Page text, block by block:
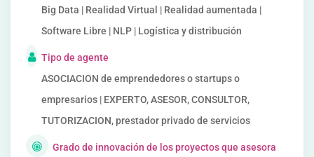
Big Data | Realidad Virtual | Realidad aumentada |
Software Libre | NLP | Logística y distribución
Tipo de agente
ASOCIACION de emprendedores o startups o
empresarios | EXPERTO, ASESOR, CONSULTOR,
TUTORIZACION, prestador privado de servicios
Grado de innovación de los proyectos que asesora